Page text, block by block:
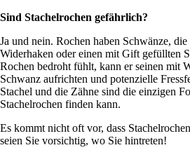
Sind Stachelrochen gefährlich?
Ja und nein. Rochen haben Schwänze,
Widerhaken oder einen mit Gift gefüllten
Rochen bedroht fühlt, kann er seinen mit
Schwanz aufrichten und potenzielle
Stachel und die Zähne sind die einzigen
Stachelrochen finden kann.
Es kommt nicht oft vor, dass
seien Sie vorsichtig, wo Sie hintreten!